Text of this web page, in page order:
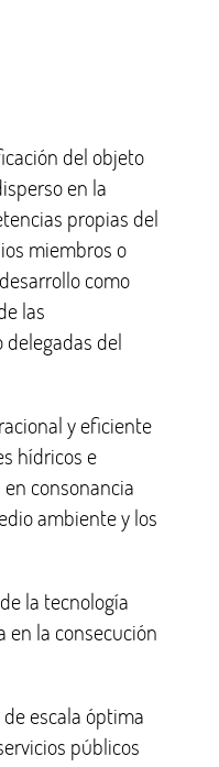
del objeto
en la
propias del
miembros o
como
las
del
y eficiente
hídricos e
consonancia
ambiente y los
la tecnología
en la consecución
escala óptima
públicos